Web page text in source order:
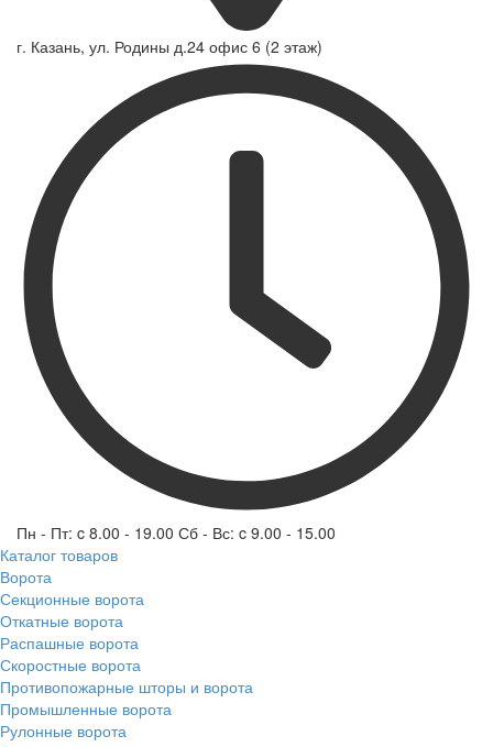
г. Казань, ул. Родины д.24 офис 6 (2 этаж)
Пн - Пт: c 8.00 - 19.00 Сб - Вс: c 9.00 - 15.00
Каталог товаров
Ворота
Секционные ворота
Откатные ворота
Распашные ворота
Скоростные ворота
Противопожарные шторы и ворота
Промышленные ворота
Рулонные ворота